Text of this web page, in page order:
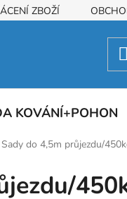
ZBOŽÍ
KOVÁNÍ+POHON
Sady do 4,5m průjezdu/